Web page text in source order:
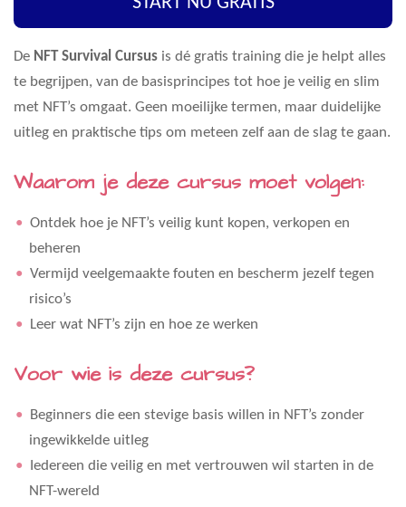
De NFT Survival Cursus is dé gratis training die je helpt alles
te begrijpen, van de basisprincipes tot hoe je veilig en slim
met NFT’s omgaat. Geen moeilijke termen, maar duidelijke
uitleg en praktische tips om meteen zelf aan de slag te gaan.
Waarom je deze cursus moet volgen:
Ontdek hoe je NFT’s veilig kunt kopen, verkopen en
beheren
Vermijd veelgemaakte fouten en bescherm jezelf tegen
risico’s
Leer wat NFT’s zijn en hoe ze werken
Voor wie is deze cursus?
Beginners die een stevige basis willen in NFT’s zonder
ingewikkelde uitleg
Iedereen die veilig en met vertrouwen wil starten in de
NFT-wereld